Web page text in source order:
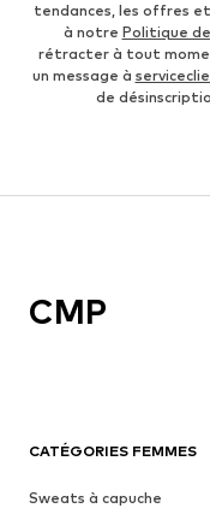
tendances, les offres
à notre Politique
rétracter à tout
un message à
de
CATÉGORIES FEMMES
Sweats à capuche
CMP